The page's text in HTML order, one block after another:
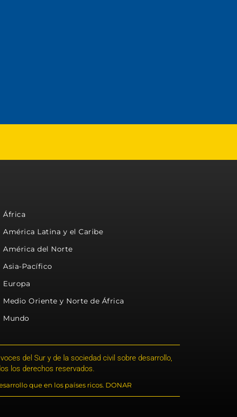
África
América Latina y el Caribe
América del Norte
Asia-Pacífico
Europa
Medio Oriente y Norte de África
Mundo
del Sur y de la sociedad civil sobre desarrollo,
los derechos reservados.
que en los países ricos. DONAR